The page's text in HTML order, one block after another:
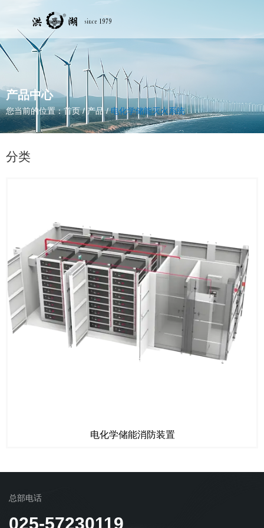
产品中心
您当前的位置：首页/产品 /电化学储能灭火系统
分类
电化学储能消防装置
总部电话
025-57230119